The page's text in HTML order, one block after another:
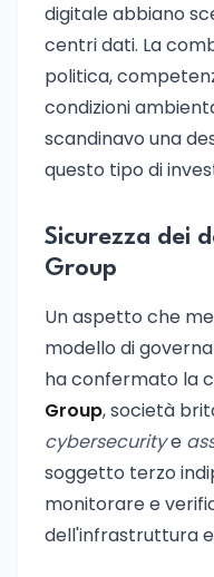
digitale abbiano
centri dati. La
politica,
condizioni
scandinavo una
questo tipo di
Sicurezza dei
Group
Un aspetto che
modello di
ha confermato la
Group, società
cybersecuritye
soggetto terzo
monitorare e
dell'infrastruttura